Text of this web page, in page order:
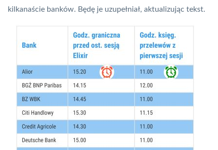
kilkanaście banków. Będę je uzupełniał, aktualizując tekst.